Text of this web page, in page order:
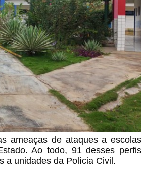
ameaças de ataques a escolas
Ao todo, 91 desses perfis
a unidades da Polícia Civil.